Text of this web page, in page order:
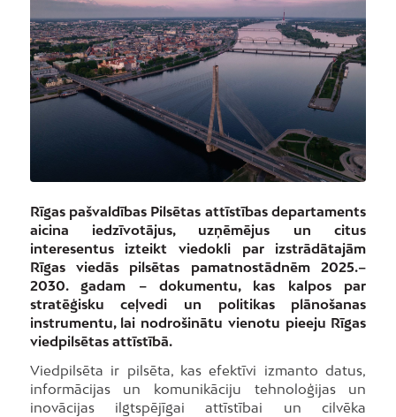
Rīgas pašvaldības Pilsētas attīstības departaments
aicina iedzīvotājus, uzņēmējus un citus
interesentus izteikt viedokli par izstrādātajām
Rīgas viedās pilsētas pamatnostādnēm 2025.–
2030. gadam – dokumentu, kas kalpos par
stratēģisku ceļvedi un politikas plānošanas
instrumentu, lai nodrošinātu vienotu pieeju Rīgas
viedpilsētas attīstībā.
Viedpilsēta ir pilsēta, kas efektīvi izmanto datus,
informācijas un komunikāciju tehnoloģijas un
inovācijas ilgtspējīgai attīstībai un cilvēka